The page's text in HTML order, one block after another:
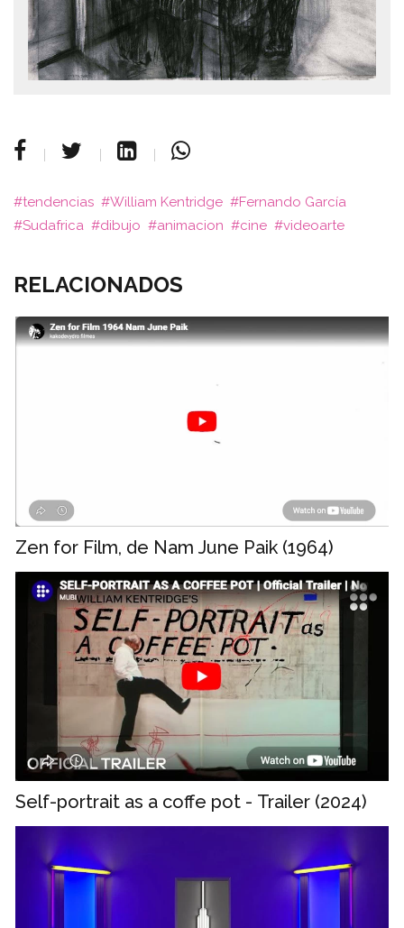
tendencias William Kentridge
Fernando García
Sudafrica
dibujo animacion cine videoarte
RELACIONADOS
Zen for Film, de Nam June Paik (1964)
Self-portrait as a coffe pot - Trailer (2024)